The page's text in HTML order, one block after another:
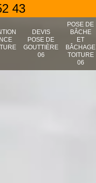
43
DEVIS
POSE DE
GOUTTIÈRE
06
POSE DE
BÂCHE
ET
BÂCHAGE
TOITURE
06